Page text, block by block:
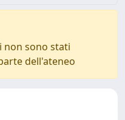
non sono stati
dell'ateneo